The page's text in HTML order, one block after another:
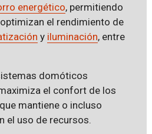
energético, permitiendo
el rendimiento de
y iluminación, entre
domóticos
el confort de los
mantiene o incluso
el uso de recursos.